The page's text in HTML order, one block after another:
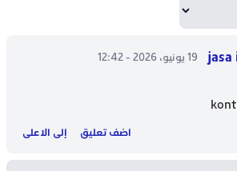
jasa 19 يونيو، 2026 - 12:42
اضف تعليق إلى الاعلى